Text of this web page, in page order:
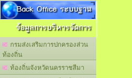
Back Office ระบบฐาน
ข้อมูลการบริหารจัดการ
กรมส่งเสริมการปกครองส่วน
ท้องถิ่น
ท้องถิ่นจังหวัดนครราชสีมา